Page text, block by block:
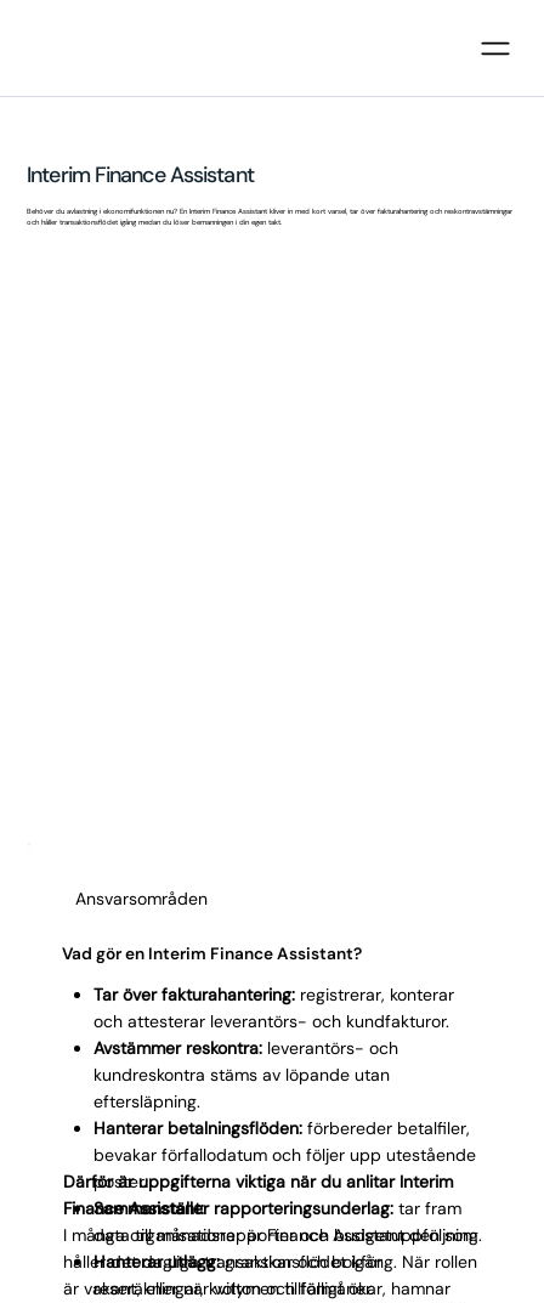
Interim Finance Assistant
Behöver du avlastning i ekonomifunktionen nu? En Interim Finance Assistant kliver in med kort varsel, tar över fakturahantering och reskontravstämningar
och håller transaktionsflödet igång medan du löser bemanningen i din egen takt.
Ansvarsområden
Vad gör en Interim Finance Assistant?
Tar över fakturahantering:registrerar, konterar
och attesterar leverantörs- och kundfakturor.
Avstämmer reskontra:leverantörs- och
kundreskontra stäms av löpande utan
eftersläpning.
Hanterar betalningsflöden:förbereder betalfiler,
bevakar förfallodatum och följer upp utestående
poster.
Sammanställer rapporteringsunderlag:tar fram
data till månadsrapporter och budgetuppföljning.
Hanterar utlägg:granskar och bokför
reseräkningar, kvitton och förmåner.
Därför är uppgifterna viktiga när du anlitar Interim
Finance Assistant:
I många organisationer är Finance Assistant den som
håller det dagliga transaktionsflödet igång. När rollen
är vakant, eller när volymen tillfälligt ökar, hamnar